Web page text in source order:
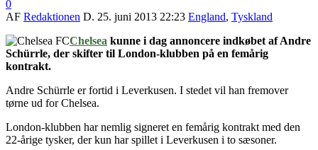
0
AF Redaktionen D. 25. juni 2013 22:23 England, Tyskland
Chelsea kunne i dag annoncere indkøbet af Andre
Schürrle, der skifter til London-klubben på en femårig
kontrakt.
Andre Schürrle er fortid i Leverkusen. I stedet vil han fremover
tørne ud for Chelsea.
London-klubben har nemlig signeret en femårig kontrakt med den
22-årige tysker, der kun har spillet i Leverkusen i to sæsoner.